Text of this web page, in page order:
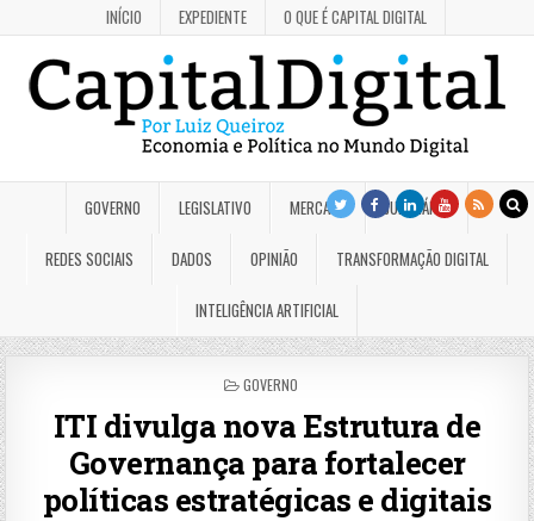
INÍCIO EXPEDIENTE O QUE É CAPITAL DIGITAL
GOVERNO LEGISLATIVO MERCADO JUDICIÁRIO
REDES SOCIAIS DADOS OPINIÃO TRANSFORMAÇÃO DIGITAL
INTELIGÊNCIA ARTIFICIAL
POSTED
GOVERNO
ITI divulga nova Estrutura de
Governança para fortalecer
políticas estratégicas e digitais